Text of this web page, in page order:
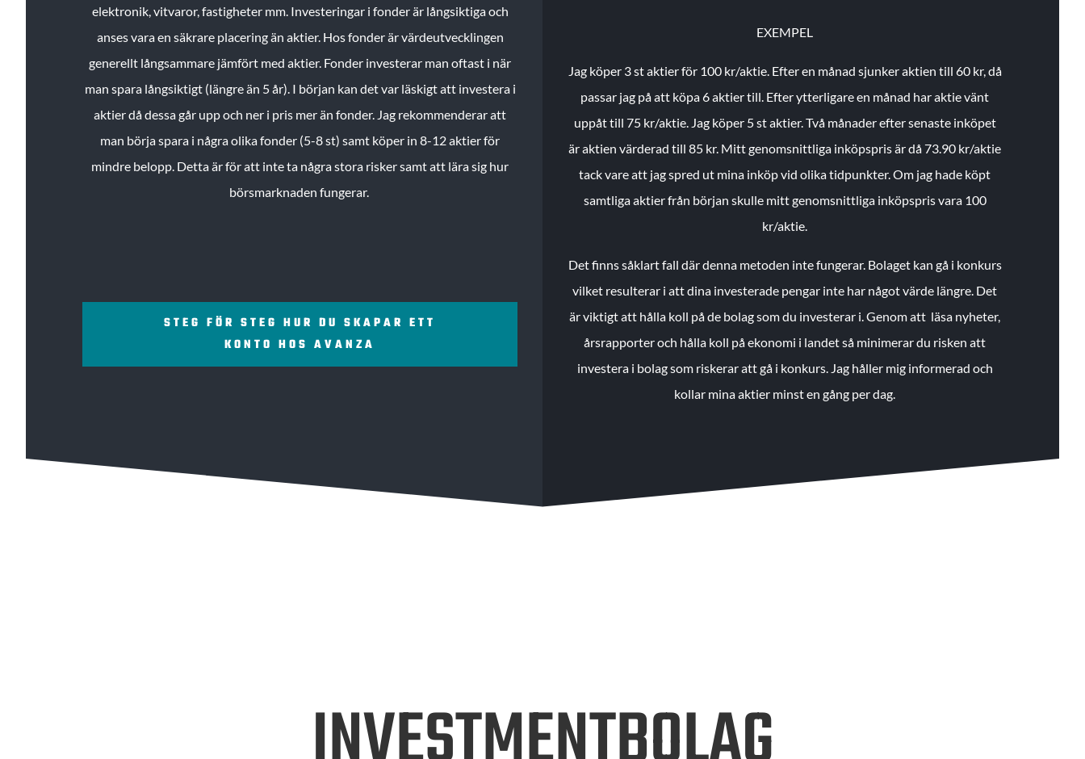
elektronik, vitvaror, fastigheter mm. Investeringar i fonder är långsiktiga och
anses vara en säkrare placering än aktier. Hos fonder är värdeutvecklingen
generellt långsammare jämfört med aktier. Fonder investerar man oftast i när
man spara långsiktigt (längre än 5 år). I början kan det var läskigt att investera i
aktier då dessa går upp och ner i pris mer än fonder. Jag rekommenderar att
man börja spara i några olika fonder (5-8 st) samt köper in 8-12 aktier för
mindre belopp. Detta är för att inte ta några stora risker samt att lära sig hur
börsmarknaden fungerar.
STEG FÖR STEG HUR DU SKAPAR ETT
KONTO HOS AVANZA
EXEMPEL
Jag köper 3 st aktier för 100 kr/aktie. Efter en månad sjunker aktien till 60 kr, då
passar jag på att köpa 6 aktier till. Efter ytterligare en månad har aktie vänt
uppåt till 75 kr/aktie. Jag köper 5 st aktier.Två månader efter senaste inköpet
är aktien värderad till 85 kr. Mitt genomsnittliga inköpspris är då 73.90 kr/aktie
tack vare att jag spred ut mina inköp vid olika tidpunkter. Om jag hade köpt
samtliga aktier från början skulle mitt genomsnittliga inköpspris vara 100
kr/aktie.
Det finns såklart fall där denna metoden inte fungerar. Bolaget kan gå i konkurs
vilket resulterar i att dina investerade pengar inte har något värde längre. Det
är viktigt att hålla koll på de bolag som du investerar i. Genom att läsa nyheter,
årsrapporter och hålla koll på ekonomi i landet så minimerar du risken att
investera i bolag som riskerar att gå i konkurs. Jag håller mig informerad och
kollar mina aktier minst en gång per dag.